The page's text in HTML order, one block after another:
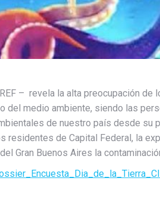
– revela la alta preocupación de
medio ambiente, siendo las
de nuestro país desde
residentes de Capital Federal, la
Gran Buenos Aires la